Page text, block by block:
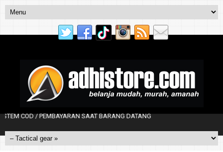
/ PEMBAYARAN SAAT BARANG DATANG